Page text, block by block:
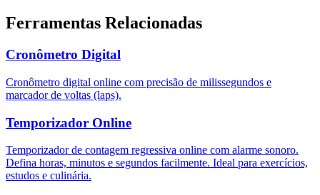
Ferramentas Relacionadas
Cronômetro Digital
Cronômetro digital online com precisão de milissegundos e
marcador de voltas (laps).
Temporizador Online
Temporizador de contagem regressiva online com alarme sonoro.
Defina horas, minutos e segundos facilmente. Ideal para exercícios,
estudos e culinária.